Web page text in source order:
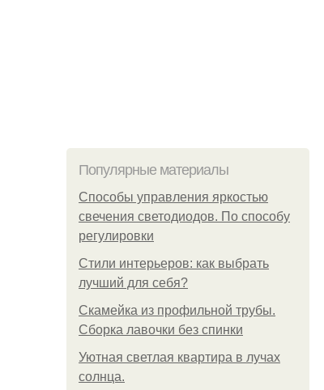
Популярные материалы
Способы управления яркостью
свечения светодиодов. По способу
регулировки
Стили интерьеров: как выбрать
лучший для себя?
Скамейка из профильной трубы.
Сборка лавочки без спинки
Уютная светлая квартира в лучах
солнца.